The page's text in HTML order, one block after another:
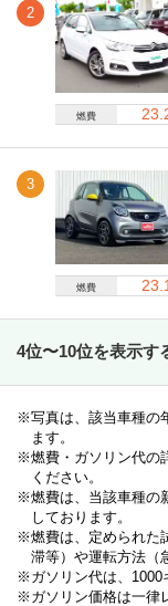
2
燃費
3
燃費 23.1
4位〜10位を表示す
写真は、該当車種の
ます。
燃費・ガソリン代の
ください。
燃費は、当該車種の
しております。
燃費は、定められた
滞等）や運転方法（
ガソリン代は、1000
ガソリン価格は一律